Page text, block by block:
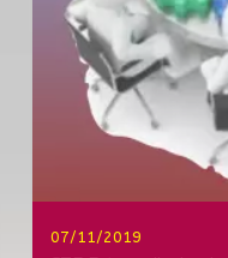
07/11/2019